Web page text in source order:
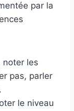
par la
noter les
pas, parler
le niveau